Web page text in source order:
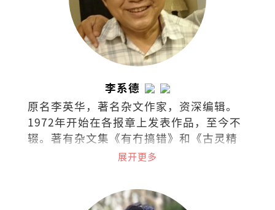
李系德
原名李英华，著名杂文作家，资深编辑。
1972年开始在各报章上发表作品，至今不
辍。著有杂文集《有冇搞错》和《古灵精
展开更多